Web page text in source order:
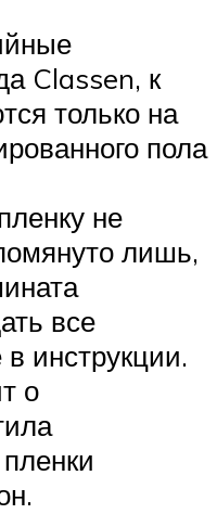
Classen, к
только на
пола
не
лишь,
все
инструкции.
о